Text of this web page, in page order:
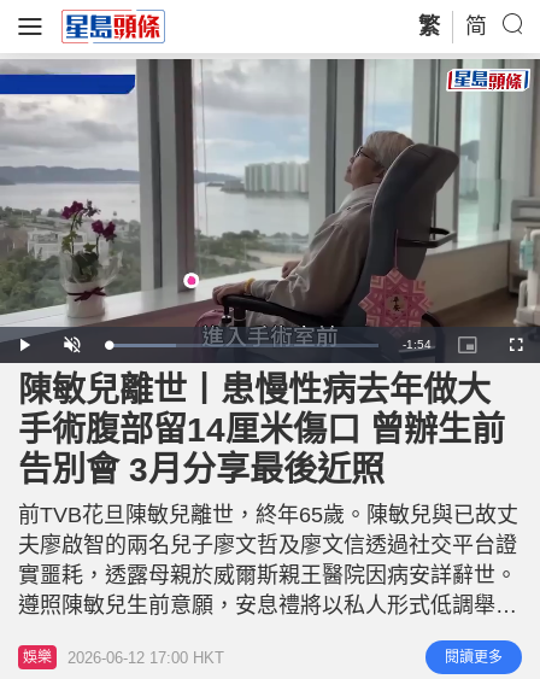
繁 简
P
l
a
y
U
n
m
u
t
e
L
o
a
d
e
d
:
2
4
.
9
0
R
e
m
n
n
-1:54
P
i
c
t
u
e
-
i
c
t
r
F
u
陳敏兒離世丨患慢性病去年做大
手術腹部留14厘米傷口 曾辦生前
告別會 3月分享最後近照
前TVB花旦陳敏兒離世，終年65歲。陳敏兒與已故丈
夫廖啟智的兩名兒子廖文哲及廖文信透過社交平台證
實噩耗，透露母親於威爾斯親王醫院因病安詳辭世。
遵照陳敏兒生前意願，安息禮將以私人形式低調舉
行，僅限親友及家屬參與。陳敏兒近年受慢性病困
擾，但一直以積極豁達的態度面對生命，其離世消息
娛樂 2026-06-12 17:00 HKT 閱讀更多